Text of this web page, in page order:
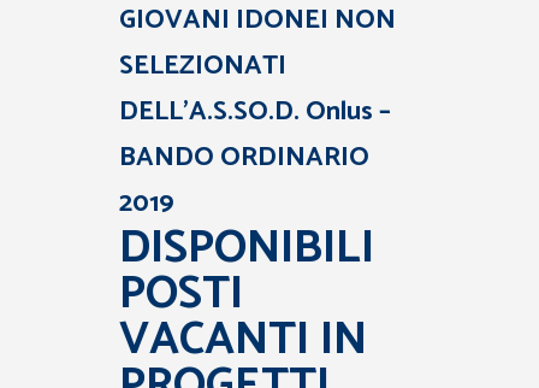
GIOVANI IDONEI NON
SELEZIONATI
DELL’A.S.SO.D. Onlus –
BANDO ORDINARIO
2019
DISPONIBILI
POSTI
VACANTI IN